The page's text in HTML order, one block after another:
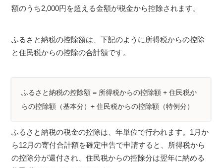
額のうち2,000円を超える金額が税金から控除されます。
ふるさと納税の控除額は、下記のように所得税からの控除
と住民税からの控除の合計額です。
ふるさと納税の控除額 = 所得税からの控除額 + 住民税か
らの控除額（基本分）+ 住民税からの控除額（特例分）
ふるさと納税の税金の控除は、年単位で行われます。1月か
ら12月の寄付合計額を確定申告で申請すると、所得税から
の控除分が還付され、住民税からの控除分は翌年に納める